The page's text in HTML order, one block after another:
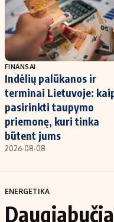
FINANSAI
Indėlių palūkanos ir
terminai Lietuvoje:
pasirinkti taupymo
priemonę, kuri tinka
būtent jums
2026-08-08
ENERGETIKA